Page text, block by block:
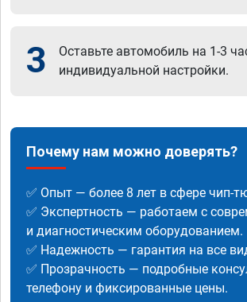
3
Оставьте автомобиль на 1-3
индивидуальной настройки.
Почему нам можно доверять?
✅ Опыт — более 8 лет в сфере чип-
✅ Экспертность — работаем с
и диагностическим оборудованием.
✅ Надежность — гарантия на все
✅ Прозрачность — подробные
телефону и фиксированные цены.